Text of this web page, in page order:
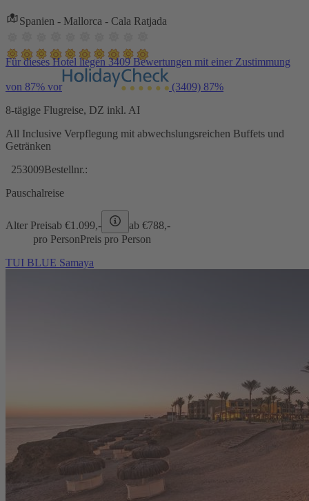
Spanien - Mallorca - Cala Ratjada
Für dieses Hotel liegen 3409 Bewertungen mit einer Zustimmung
von 87% vor (3409) 87%
8-tägige Flugreise, DZ inkl. AI
All Inclusive Verpflegung mit abwechslungsreichen Buffets und
Getränken
253009Bestellnr.:
Pauschalreise
Alter Preisab €1.099,- ab €788,-
pro PersonPreis pro Person
TUI BLUE Samaya